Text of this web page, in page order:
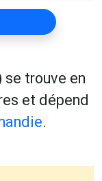
se trouve en
et dépend
.